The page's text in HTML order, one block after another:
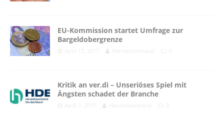
EU-Kommission startet Umfrage zur
Bargeldobergrenze
Kritik an ver.di – Unseriöses Spiel mit
Ängsten schadet der Branche